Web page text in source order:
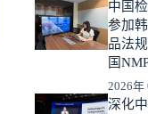
中国
参加
品法
国
2026年
深化